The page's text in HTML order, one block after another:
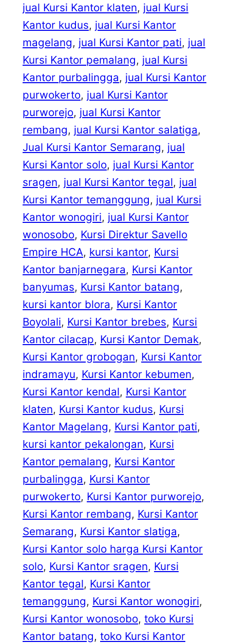
jual Kursi Kantor klaten, jual Kursi
Kantor kudus, jual Kursi Kantor
magelang, jual Kursi Kantor pati, jual
Kursi Kantor pemalang, jual Kursi
Kantor purbalingga, jual Kursi Kantor
purwokerto, jual Kursi Kantor
purworejo, jual Kursi Kantor
rembang, jual Kursi Kantor salatiga
Jual Kursi Kantor Semarang, jual
Kursi Kantor solo, jual Kursi Kantor
sragen, jual Kursi Kantor tegal, jual
Kursi Kantor temanggung, jual Kursi
Kantor wonogiri, jual Kursi Kantor
wonosobo, Kursi Direktur Savello
Empire HCA, kursi kantor, Kursi
Kantor banjarnegara, Kursi Kantor
banyumas, Kursi Kantor batang
kursi kantor blora, Kursi Kantor
Boyolali, Kursi Kantor brebes, Kursi
Kantor cilacap, Kursi Kantor Demak
Kursi Kantor grobogan, Kursi Kantor
indramayu, Kursi Kantor kebumen
Kursi Kantor kendal, Kursi Kantor
klaten, Kursi Kantor kudus, Kursi
Kantor Magelang, Kursi Kantor pati
kursi kantor pekalongan, Kursi
Kantor pemalang, Kursi Kantor
purbalingga, Kursi Kantor
purwokerto, Kursi Kantor purworejo
Kursi Kantor rembang, Kursi Kantor
Semarang, Kursi Kantor slatiga
Kursi Kantor solo harga Kursi Kantor
solo, Kursi Kantor sragen, Kursi
Kantor tegal, Kursi Kantor
temanggung, Kursi Kantor wonogiri
Kursi Kantor wonosobo, toko Kursi
Kantor batang, toko Kursi Kantor